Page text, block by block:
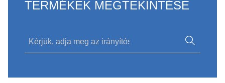
TERMÉKEK MEGTEKINTÉSE